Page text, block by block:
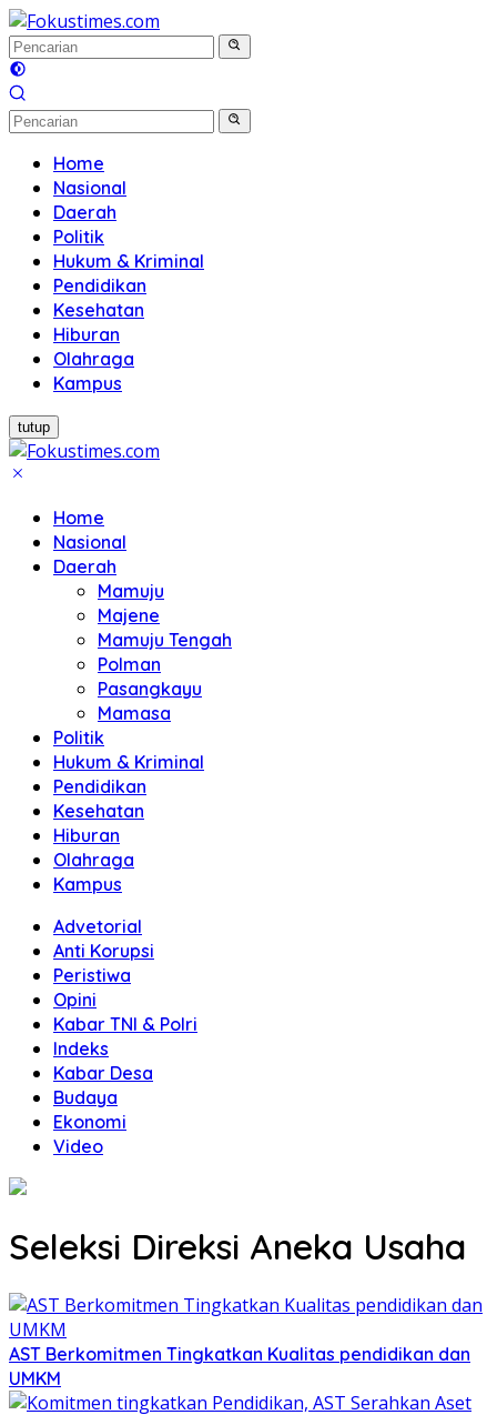
Langsung
ke
konten
Home
Nasional
Daerah
Politik
Hukum & Kriminal
Pendidikan
Kesehatan
Hiburan
Olahraga
Kampus
tutup
Home
Nasional
Daerah
Mamuju
Majene
Mamuju Tengah
Polman
Pasangkayu
Mamasa
Politik
Hukum & Kriminal
Pendidikan
Kesehatan
Hiburan
Olahraga
Kampus
Advetorial
Anti Korupsi
Peristiwa
Opini
Kabar TNI & Polri
Indeks
Kabar Desa
Budaya
Ekonomi
Video
Seleksi Direksi Aneka Usaha
AST Berkomitmen Tingkatkan Kualitas pendidikan dan
UMKM